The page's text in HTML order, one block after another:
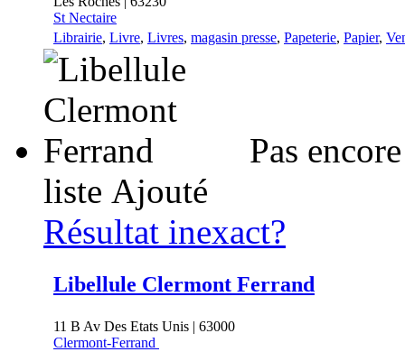
St Nectaire
Librairie, Livre, Livres, magasin presse, Papeterie, Papier,
Pas
liste Ajouté
Résultat inexact?
Libellule Clermont Ferrand
11 B Av Des Etats Unis | 63000
Clermont-Ferrand